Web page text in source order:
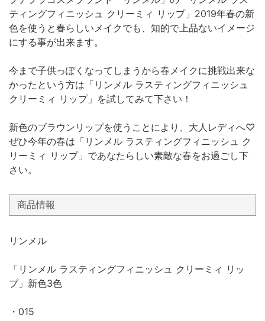
ティングフィニッシュ クリーミィ リップ」2019年春の新
色を使うと春らしいメイクでも、知的で上品ないイメージ
にする事が出来ます。
今まで子供っぽくなってしまうから春メイクに挑戦出来な
かったという方は「リンメル ラスティングフィニッシュ
クリーミィ リップ」を試してみて下さい！
新色のブラウンリップを使うことにより、大人レディへ♡
ぜひ今年の春は「リンメル ラスティングフィニッシュ ク
リーミィ リップ」であなたらしい素敵な春をお過ごし下
さい。
商品情報
リンメル
「リンメル ラスティングフィニッシュ クリーミィ リッ
プ」新色3色
・015